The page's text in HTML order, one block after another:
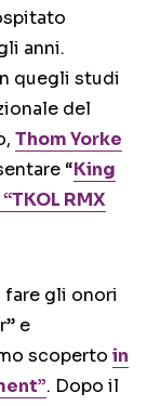
anni.
quegli studi
del
Thom Yorke
“King
RMX
fare gli onori
e
scoperto in
. Dopo il